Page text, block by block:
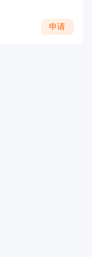
申请